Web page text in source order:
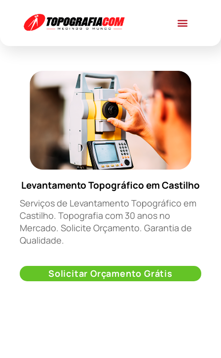
Levantamento Topográfico em Castilho
Serviços de Levantamento Topográfico em
Castilho. Topografia com 30 anos no
Mercado. Solicite Orçamento. Garantia de
Qualidade.
Solicitar Orçamento Grátis